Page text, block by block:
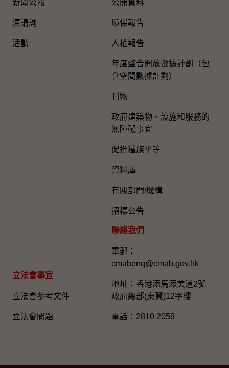
新聞公報
演講詞
活動
立法會事宜
立法會參考文件
立法會問題
公開資料
環保報告
人權報告
年度整合開放數據計劃（包
含空間數據計劃）
刊物
政府建築物、設施和服務的
無障礙事宜
促進種族平等
資料庫
有關部門/機構
招標公告
聯絡我們
電郵：
cmabenq@cmab.gov.hk​
地址：香港添馬添美道2號
政府總部(東翼)12字樓
電話：2810 2059